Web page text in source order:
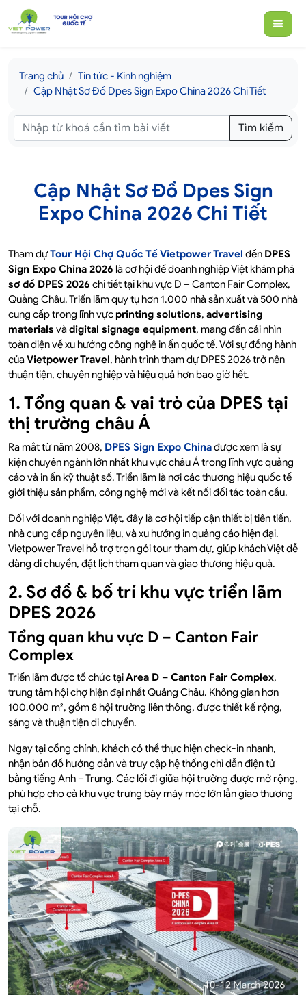
Trang chủ
Tin tức - Kinh nghiệm
Cập Nhật Sơ Đồ Dpes Sign Expo China 2026 Chi Tiết
Tìm kiếm
Cập Nhật Sơ Đồ Dpes Sign
Expo China 2026 Chi Tiết
Tham dựTour Hội Chợ Quốc Tế Vietpower Travel đến DPES
Sign Expo China 2026 là cơ hội để doanh nghiệp Việt khám phá
sơ đồ DPES 2026 chi tiết tại khu vực D – Canton Fair Complex,
Quảng Châu. Triển lãm quy tụ hơn 1.000 nhà sản xuất và 500 nhà
cung cấp trong lĩnh vựcprinting solutions, advertising
materials vàdigital signage equipment, mang đến cái nhìn
toàn diện về xu hướng công nghệ in ấn quốc tế. Với sự đồng hành
củaVietpower Travel, hành trình tham dự DPES 2026 trở nên
thuận tiện, chuyên nghiệp và hiệu quả hơn bao giờ hết.
1. Tổng quan & vai trò của DPES tại
thị trường châu Á
Ra mắt từ năm 2008, DPES Sign Expo Chinađược xem là sự
kiện chuyên ngành lớn nhất khu vực châu Á trong lĩnh vực quảng
cáo và in ấn kỹ thuật số. Triển lãm là nơi các thương hiệu quốc tế
giới thiệu sản phẩm, công nghệ mới và kết nối đối tác toàn cầu.
Đối với doanh nghiệp Việt, đây là cơ hội tiếp cận thiết bị tiên tiến,
nhà cung cấp nguyên liệu, và xu hướng in quảng cáo hiện đại.
Vietpower Travel hỗ trợ trọn gói tour tham dự, giúp khách Việt dễ
dàng di chuyển, đặt lịch tham quan và giao thương hiệu quả.
2. Sơ đồ & bố trí khu vực triển lãm
DPES 2026
Tổng quan khu vực D – Canton Fair
Complex
Triển lãm được tổ chức tạiArea D – Canton Fair Complex,
trung tâm hội chợ hiện đại nhất Quảng Châu. Không gian hơn
100.000 m², gồm 8 hội trường liên thông, được thiết kế rộng,
sáng và thuận tiện di chuyển.
Ngay tại cổng chính, khách có thể thực hiện check-in nhanh,
nhận bản đồ hướng dẫn và truy cập hệ thống chỉ dẫn điện tử
bằng tiếng Anh – Trung. Các lối đi giữa hội trường được mở rộng,
phù hợp cho cả khu vực trưng bày máy móc lớn lẫn giao thương
tại chỗ.